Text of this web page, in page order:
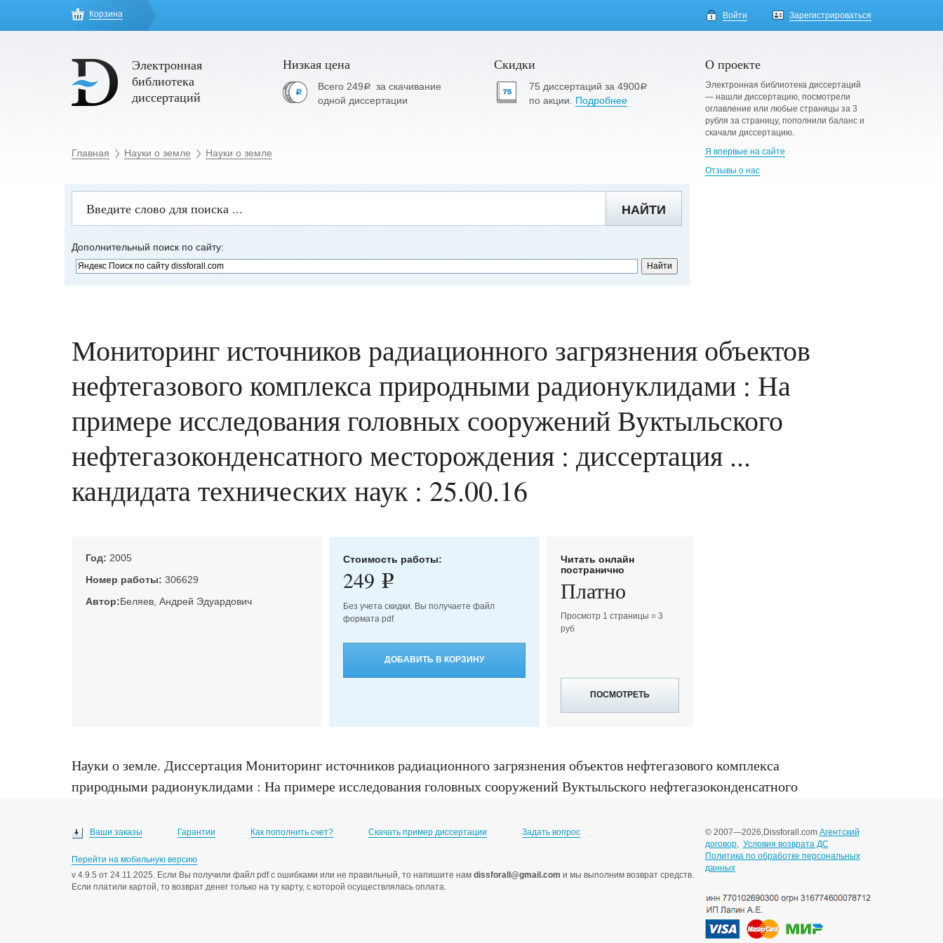
Корзина Войти Зарегистрироваться
Электронная
библиотека
диссертаций
Низкая цена
Всего 249a за скачивание
одной диссертации
Скидки
75 диссертаций за 4900a
по акции. Подробнее
Главная Науки о земле Науки о земле
О проекте
Электронная библиотека диссертаций
— нашли диссертацию, посмотрели
оглавление или любые страницы за 3
рубля за страницу, пополнили баланс и
скачали диссертацию.
Я впервые на сайте
Отзывы о нас
НАЙТИ
Дополнительный поиск по сайту:
Мониторинг источников радиационного загрязнения объектов
нефтегазового комплекса природными радионуклидами : На
примере исследования головных сооружений Вуктыльского
нефтегазоконденсатного месторождения : диссертация ...
кандидата технических наук : 25.00.16
Год: 2005
Номер работы: 306629
Автор:Беляев, Андрей Эдуардович
Стоимость работы:
249 e
Без учета скидки. Вы получаете файл
формата pdf
ДОБАВИТЬ В КОРЗИНУ
Читать онлайн
постранично
Платно
Просмотр 1 страницы = 3
руб
ПОСМОТРЕТЬ
Науки о земле. Диссертация Мониторинг источников радиационного загрязнения объектов нефтегазового комплекса
природными радионуклидами : На примере исследования головных сооружений Вуктыльского нефтегазоконденсатного
Ваши заказы Гарантии Как пополнить счет? Скачать пример диссертации Задать вопрос
Перейти на мобильную версию
v 4.9.5 от 24.11.2025. Если Вы получили файл pdf с ошибками или не правильный, то напишите нам dissforall@gmail.com и мы выполним возврат средств.
Если платили картой, то возврат денег только на ту карту, с которой осуществлялась оплата.
© 2007—2026,Dissforall.com Агентский
договор, Условия возврата ДС
Политика по обработке персональных
данных